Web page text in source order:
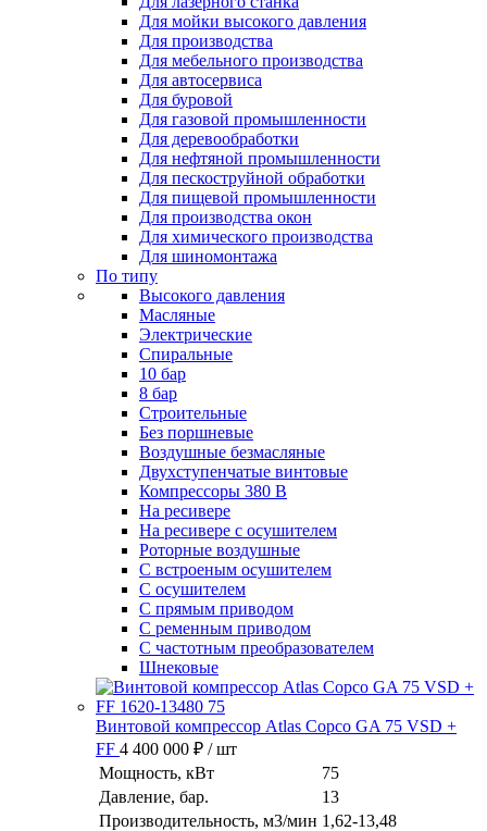
Для мойки высокого давления
Для производства
Для мебельного производства
Для автосервиса
Для буровой
Для газовой промышленности
Для деревообработки
Для нефтяной промышленности
Для пескоструйной обработки
Для пищевой промышленности
Для производства окон
Для химического производства
Для шиномонтажа
По типу
Высокого давления
Масляные
Электрические
Спиральные
10 бар
8 бар
Cтроительные
Без поршневые
Воздушные безмасляные
Двухступенчатые винтовые
Компрессоры 380 В
На ресивере
На ресивере с осушителем
Роторные воздушные
С встроеным осушителем
С осушителем
С прямым приводом
С ременным приводом
С частотным преобразователем
Шнековые
Винтовой компрессор Atlas Copco GA 75 VSD +
FF 4 400 000 ₽ / шт
Мощность, кВт
75
Давление, бар.
13
Производительность, м3/мин 1,62-13,48